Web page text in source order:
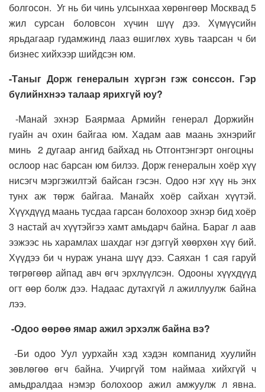
болгосон. Уг нь би чинь улсынхаа хөрөнгөөр Москвад 5
жил сурсан боловсон хүчин шүү дээ. Хүмүүсийн
ярьдагаар гудамжинд лааз өшиглөх хувь таарсан ч би
бизнес хийхээр шийдсэн юм.
-Таныг Дорж генералын хүргэн гэж сонссон. Гэр
бүлийнхнээ талаар ярихгүй юу?
-Манай эхнэр Баярмаа Армийн генерал Доржийн
гуайн ач охин байгаа юм. Хадам аав маань эхнэрийг
минь 2 дугаар ангид байхад нь Отгонтэнгэрт онгоцны
ослоор нас барсан юм билээ. Дорж генералын хоёр хүү
нисэгч мэргэжилтэй байсан гэсэн. Одоо нэг хүү нь энх
тунх аж төрж байгаа. Манайх хоёр сайхан хүүтэй.
Хүүхдүүд маань тусдаа гарсан болохоор эхнэр бид хоёр
3 настай ач хүүтэйгээ хамт амьдарч байна. Бараг л аав
ээжээс нь харамлах шахдаг нэг дэггүй хөөрхөн хүү бий.
Хүүдээ би ч нураж унана шүү дээ. Саяхан 1 сая гаруй
төгрөгөөр айпад авч өгч эрхлүүлсэн. Одооны хүүхдүүд
огт өөр болж дээ. Надаас дутахгүй л ажиллуулж байна
лээ.
-Одоо өөрөө ямар ажил эрхэлж байна вэ?
-Би одоо Уул уурхайн хэд хэдэн компанид хуулийн
зөвлөгөө өгч байна. Учиргүй том наймаа хийхгүй ч
амьдралдаа нэмэр болохоор ажил амжуулж л явна.